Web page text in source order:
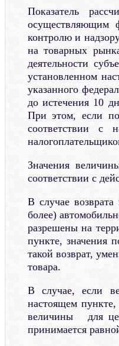
Показатель
осуществляющим
контролю и
на товарных
деятельности
установленном
указанного
до истечения 10
При этом, если
соответствии с
Значения
соответствии с
В случае
более)
разрешены на
пункте, значения
такой возврат,
товара.
В случае, если
настоящем
величины для
принимается